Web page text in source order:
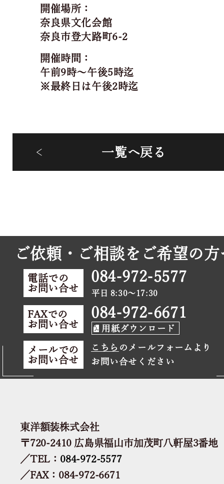
開催場所：
奈良県文化会館
奈良市登大路町6-2
開催時間：
午前9時～午後5時迄
※最終日は午後2時迄
一覧へ戻る
ご依頼・ご相談をご希望の方
電話での
お問い合せ
084-972-5577
平日 8:30～17:30
FAXでの
お問い合せ
084-972-6671
用紙ダウンロード
メールでの
お問い合せ
こちら のメールフォームより
お問い合せください
東洋額装株式会社
〒720-2410 広島県福山市加茂町八軒屋3番地
／TEL： 084-972-5577
／FAX：084-972-6671